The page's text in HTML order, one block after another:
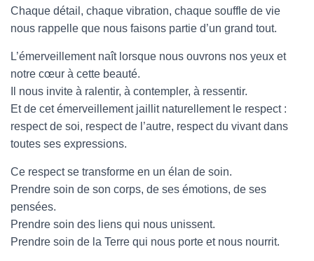
Chaque détail, chaque vibration, chaque souffle de vie
nous rappelle que nous faisons partie d’un grand tout.
L’émerveillement naît lorsque nous ouvrons nos yeux et
notre cœur à cette beauté.
Il nous invite à ralentir, à contempler, à ressentir.
Et de cet émerveillement jaillit naturellement le respect :
respect de soi, respect de l’autre, respect du vivant dans
toutes ses expressions.
Ce respect se transforme en un élan de soin.
Prendre soin de son corps, de ses émotions, de ses
pensées.
Prendre soin des liens qui nous unissent.
Prendre soin de la Terre qui nous porte et nous nourrit.